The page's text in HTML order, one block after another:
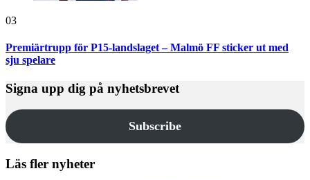
03
Premiärtrupp för P15-landslaget – Malmö FF sticker ut med
sju spelare
Signa upp dig på nyhetsbrevet
Subscribe
Läs fler nyheter